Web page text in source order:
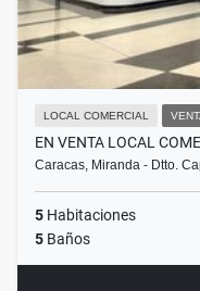
LOCAL COMERCIAL
EN VENTA LOCAL
Caracas, Miranda - Dtto.
5 Habitaciones
5 Baños